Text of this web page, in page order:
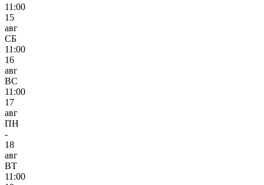
11:00
15
авг
СБ
11:00
16
авг
ВС
11:00
17
авг
ПН
-
18
авг
ВТ
11:00